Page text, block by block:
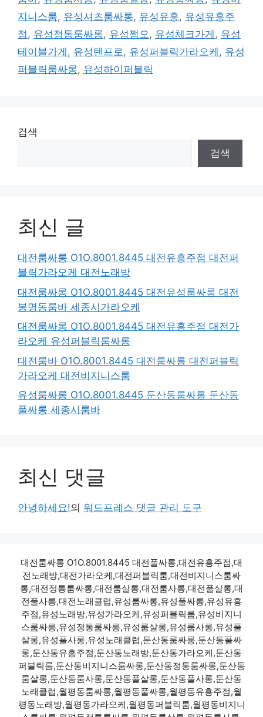
지니스룸, 유성셔츠룸싸롱, 유성유흥, 유성유흥주
점, 유성정통룸싸롱, 유성쩜오, 유성체크가게 , 유성
테이블가게 , 유성텐프로, 유성퍼블릭가라오케 , 유성
퍼블릭룸싸롱, 유성하이퍼블릭
검색
검색
최신 글
대전룸싸롱 O1O.8001.8445 대전유흥주점 대전퍼
블릭가라오케 대전노래방
대전룸싸롱 O1O.8001.8445 대전유성룸싸롱 대전
봉명동룸바 세종시가라오케
대전룸싸롱 O1O.8001.8445 대전유흥주점 대전가
라오케 유성퍼블릭룸싸롱
대전룸바 O1O.8001.8445 대전룸싸롱 대전퍼블릭
가라오케 대전비지니스룸
유성룸싸롱 O1O.8001.8445 둔산동룸싸롱 둔산동
풀싸롱 세종시룸바
최신 댓글
안녕하세요!의 워드프레스 댓글 관리 도구
대전룸싸롱 O1O.8001.8445 대전풀싸롱,대전유흥주점,대
전노래방,대전가라오케,대전퍼블릭룸,대전비지니스룸싸
롱,대전정통룸싸롱,대전룸살롱,대전룸사롱,대전풀살롱,대
전풀사롱,대전노래클럽,유성룸싸롱,유성풀싸롱,유성유흥
주점,유성노래방,유성가라오케,유성퍼블릭룸,유성비지니
스룸싸롱,유성정통룸싸롱,유성룸살롱,유성룸사롱,유성풀
살롱,유성풀사롱,유성노래클럽,둔산동룸싸롱,둔산동풀싸
롱,둔산동유흥주점,둔산동노래방,둔산동가라오케,둔산동
퍼블릭룸,둔산동비지니스룸싸롱,둔산동정통룸싸롱,둔산동
룸살롱,둔산동룸사롱,둔산동풀살롱,둔산동풀사롱,둔산동
노래클럽,월평동룸싸롱,월평동풀싸롱,월평동유흥주점,월
평동노래방,월평동가라오케,월평동퍼블릭룸,월평동비지니